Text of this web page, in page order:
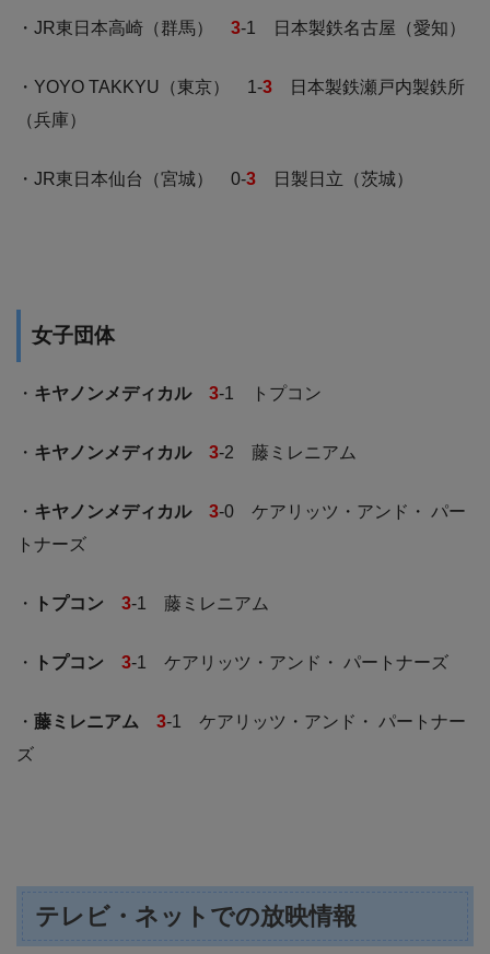
・JR東日本高崎（群馬） 3-1 日本製鉄名古屋（愛知）
・YOYO TAKKYU（東京） 1-3 日本製鉄瀬戸内製鉄所
（兵庫）
・JR東日本仙台（宮城） 0-3 日製日立（茨城）
女子団体
・ キヤノンメディカル 3-1 トプコン
・ キヤノンメディカル 3-2 藤ミレニアム
・ キヤノンメディカル 3-0 ケアリッツ・アンド・ パー
トナーズ
・ トプコン 3-1 藤ミレニアム
・ トプコン 3-1 ケアリッツ・アンド・ パートナーズ
・ 藤ミレニアム 3-1 ケアリッツ・アンド・ パートナー
ズ
テレビ・ネットでの放映情報